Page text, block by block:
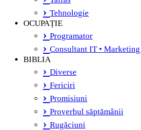
Tehnologie
OCUPAȚIE
Programator
Consultant IT •
BIBLIA
Diverse
Fericiri
Promisiuni
Proverbul săptămânii
Rugăciuni